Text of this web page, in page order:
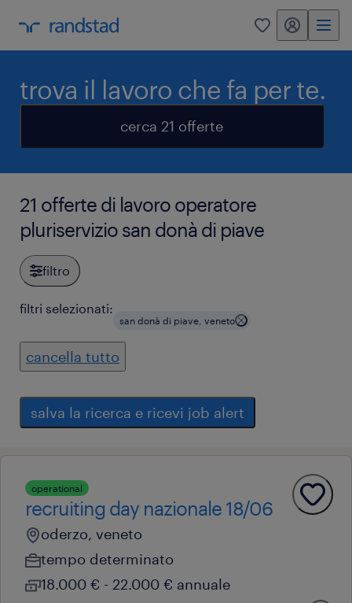
0 my randstad
trova il lavoro che fa per te.
cerca 21 offerte
21 offerte di lavoro operatore
pluriservizio san donà di piave
filtro
filtri selezionati:
san donà di piave, veneto
cancella tutto
salva la ricerca e ricevi job alert
operational
recruiting day nazionale 18/06
oderzo, veneto
tempo determinato
18.000 € - 22.000 € annuale